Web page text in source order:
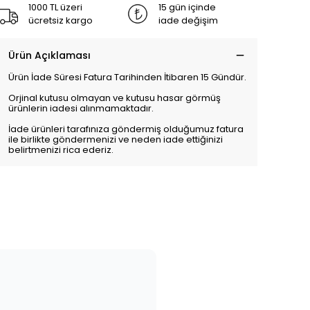
1000 TL üzeri
ücretsiz kargo
15 gün içinde
iade değişim
Ürün Açıklaması
Ürün İade Süresi Fatura Tarihinden İtibaren 15 Gündür.
Orjinal kutusu olmayan ve kutusu hasar görmüş
ürünlerin iadesi alınmamaktadır.
İade ürünleri tarafınıza göndermiş olduğumuz fatura
ile birlikte göndermenizi ve neden iade ettiğinizi
belirtmenizi rica ederiz.